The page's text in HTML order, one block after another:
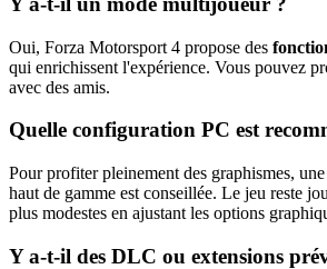
Oui, Forza Motorsport 4 propose des
qui enrichissent l'expérience. Vous pouvez
avec des amis.
Quelle configuration PC est
Pour profiter pleinement des graphismes,
haut de gamme est conseillée. Le jeu reste
plus modestes en ajustant les options
Y a-t-il des DLC ou extensions